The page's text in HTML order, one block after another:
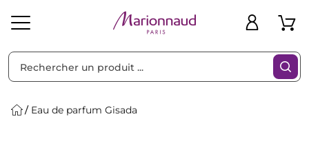
Eau de parfum Gisada
Filtres